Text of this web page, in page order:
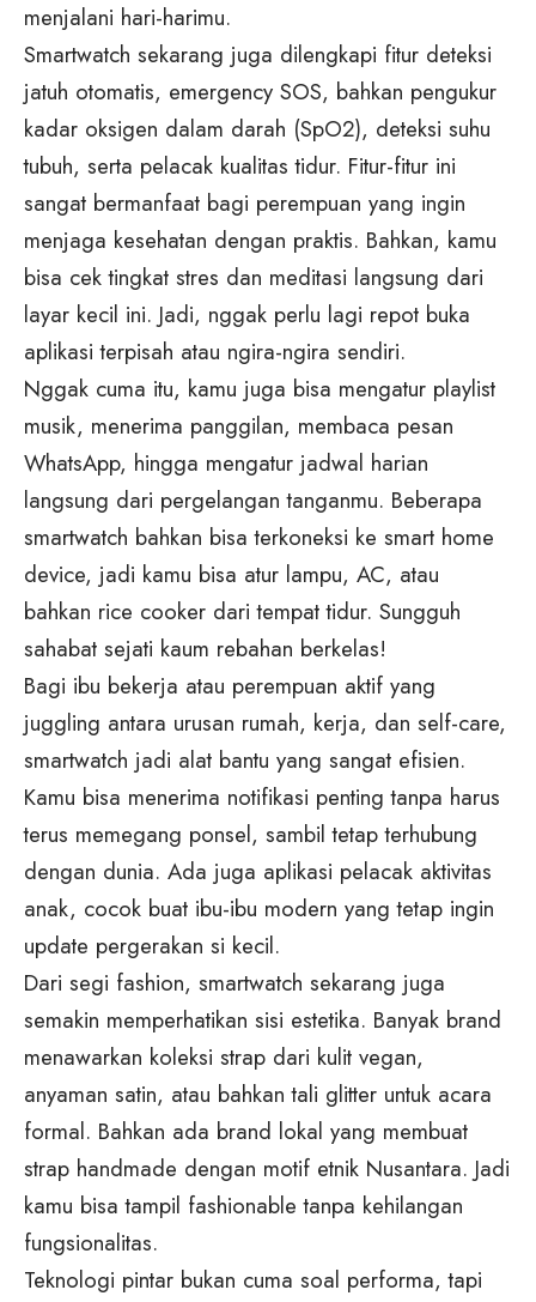
menjalani hari-harimu.
Smartwatch sekarang juga dilengkapi fitur deteksi
jatuh otomatis, emergency SOS, bahkan pengukur
kadar oksigen dalam darah (SpO2), deteksi suhu
tubuh, serta pelacak kualitas tidur. Fitur-fitur ini
sangat bermanfaat bagi perempuan yang ingin
menjaga kesehatan dengan praktis. Bahkan, kamu
bisa cek tingkat stres dan meditasi langsung dari
layar kecil ini. Jadi, nggak perlu lagi repot buka
aplikasi terpisah atau ngira-ngira sendiri.
Nggak cuma itu, kamu juga bisa mengatur playlist
musik, menerima panggilan, membaca pesan
WhatsApp, hingga mengatur jadwal harian
langsung dari pergelangan tanganmu. Beberapa
smartwatch bahkan bisa terkoneksi ke smart home
device, jadi kamu bisa atur lampu, AC, atau
bahkan rice cooker dari tempat tidur. Sungguh
sahabat sejati kaum rebahan berkelas!
Bagi ibu bekerja atau perempuan aktif yang
juggling antara urusan rumah, kerja, dan self-care,
smartwatch jadi alat bantu yang sangat efisien.
Kamu bisa menerima notifikasi penting tanpa harus
terus memegang ponsel, sambil tetap terhubung
dengan dunia. Ada juga aplikasi pelacak aktivitas
anak, cocok buat ibu-ibu modern yang tetap ingin
update pergerakan si kecil.
Dari segi fashion, smartwatch sekarang juga
semakin memperhatikan sisi estetika. Banyak brand
menawarkan koleksi strap dari kulit vegan,
anyaman satin, atau bahkan tali glitter untuk acara
formal. Bahkan ada brand lokal yang membuat
strap handmade dengan motif etnik Nusantara. Jadi
kamu bisa tampil fashionable tanpa kehilangan
fungsionalitas.
Teknologi pintar bukan cuma soal performa, tapi